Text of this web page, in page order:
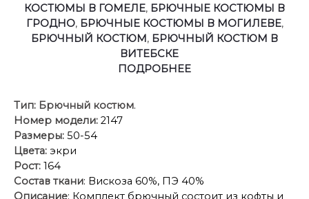
КОСТЮМЫ В ГОМЕЛЕ, БРЮЧНЫЕ КОСТЮМЫ В
ГРОДНО, БРЮЧНЫЕ КОСТЮМЫ В МОГИЛЕВЕ,
БРЮЧНЫЙ КОСТЮМ, БРЮЧНЫЙ КОСТЮМ В
ВИТЕБСКЕ
ПОДРОБНЕЕ
Тип: Брючный костюм.
Номер модели: 2147
Размеры: 50-54
Цвета: экри
Рост: 164
Состав ткани: Вискоза 60%, ПЭ 40%
Описание: Комплект брючный состоит из кофты и